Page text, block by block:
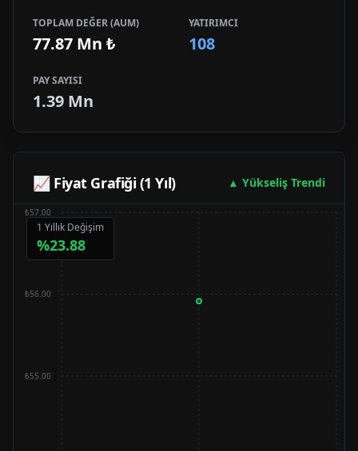
TOPLAM DEĞER (AUM)
77.87 Mn ₺
YATIRIMCI
108
PAY SAYISI
1.39 Mn
📈 Fiyat Grafiği (1 Yıl) ▲ Yükseliş Trendi
1 Yıllık Değişim
%23.88
₺55.00
₺56.00
₺57.00